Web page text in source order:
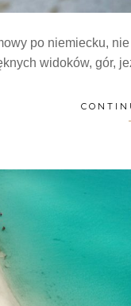
po niemiecku,
widoków, gór,